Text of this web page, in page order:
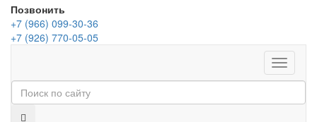
Позвонить
+7 (966) 099-30-36
+7 (926) 770-05-05
Меню